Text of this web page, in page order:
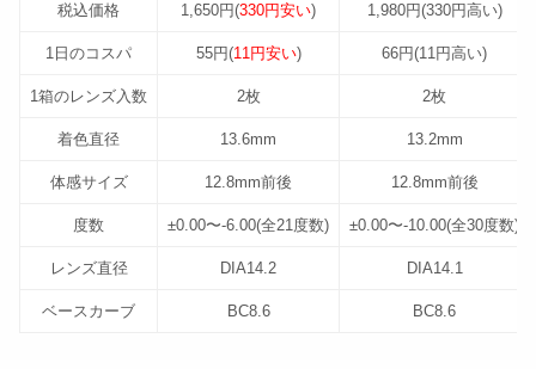
税込価格 1,650円(330円安い) 1,980円(330円高い)
1日のコスパ 55円(11円安い) 66円(11円高い)
1箱のレンズ入数 2枚 2枚
着色直径 13.6mm 13.2mm
体感サイズ 12.8mm前後 12.8mm前後
度数 ±0.00〜-6.00(全21度数) ±0.00〜-10.00(全30度数)
レンズ直径 DIA14.2 DIA14.1
ベースカーブ BC8.6 BC8.6